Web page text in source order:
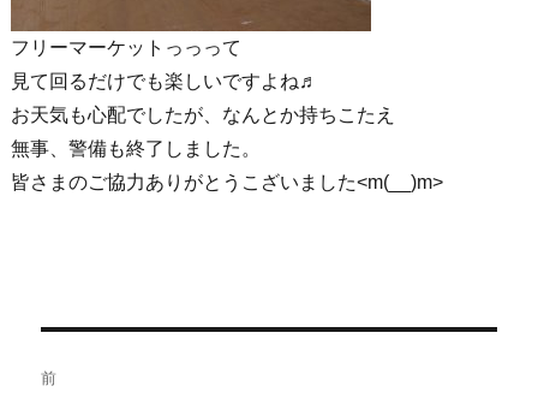
フリーマーケットっっって
見て回るだけでも楽しいですよね♬
お天気も心配でしたが、なんとか持ちこたえ
無事、警備も終了しました。
皆さまのご協力ありがとうこざいました<m(__)m>
前